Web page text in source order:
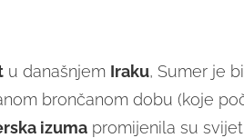
u današnjem Iraku, Sumer je
brončanom dobu (koje
izumapromijenila su svijet